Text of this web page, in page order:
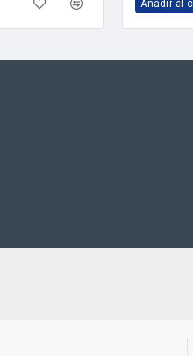
Añadir al